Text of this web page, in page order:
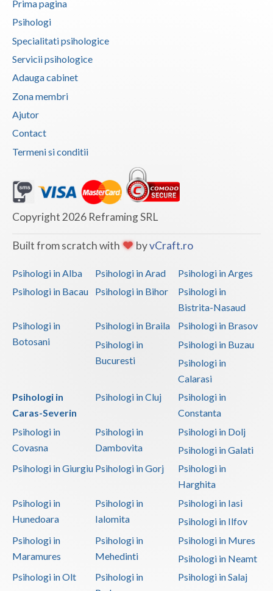
Valcea
Vaslui
Vrancea
Prima pagina
Psihologi
Specialitati psihologice
Servicii psihologice
Adauga cabinet
Zona membri
Ajutor
Contact
Termeni si conditii
Copyright 2026 Reframing SRL
Built from scratch with byvCraft.ro
Psihologi in Alba Psihologi in Arad
Psihologi in Arges
Psihologi in Bacau
Psihologi in Bihor
Psihologi in
Bistrita-Nasaud
Psihologi in
Botosani
Psihologi in Braila
Psihologi in Brasov
Psihologi in
Bucuresti
Psihologi in Buzau
Psihologi in
Calarasi
Psihologi in
Caras-Severin
Psihologi in Cluj
Psihologi in
Constanta
Psihologi in
Covasna
Psihologi in
Dambovita
Psihologi in Dolj
Psihologi in Galati
Psihologi in Giurgiu Psihologi in Gorj
Psihologi in
Harghita
Psihologi in
Hunedoara
Psihologi in
Ialomita
Psihologi in Iasi
Psihologi in Ilfov
Psihologi in
Maramures
Psihologi in
Mehedinti
Psihologi in Mures
Psihologi in Neamt
Psihologi in Olt
Psihologi in
Psihologi in Salaj